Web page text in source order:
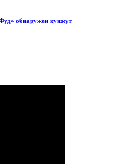
обнаружен кунжут